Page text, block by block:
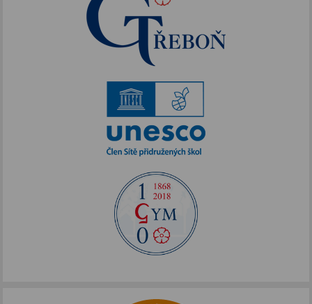
Doučování 2022
Erasmus+
Podpora vzdělávání
Škola bez hranic
Půdní vestavba
Přírodovědné pobytové kurzy
Jazykové kompetence
Dokumentace
Akce podpořené FOTOS
Alej Toma Schreckera
FOTOSKOP